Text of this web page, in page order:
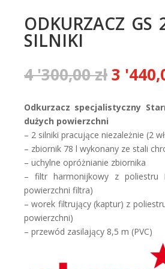
ODKURZACZ GS
SILNIKI
4 '300,00zł
'300,00
3
Odkurzacz specjalistyczny
dużych powierzchni
– 2 silniki pracujące niezależnie (2
– zbiornik 78 l wykonany ze stali
– uchylne opróżnianie zbiornika
– filtr harmonijkowy z poliestru
powierzchni filtra)
– worek filtrujący (kaptur) z
powierzchni)
– przewód zasilający 8,5 m (PVC)